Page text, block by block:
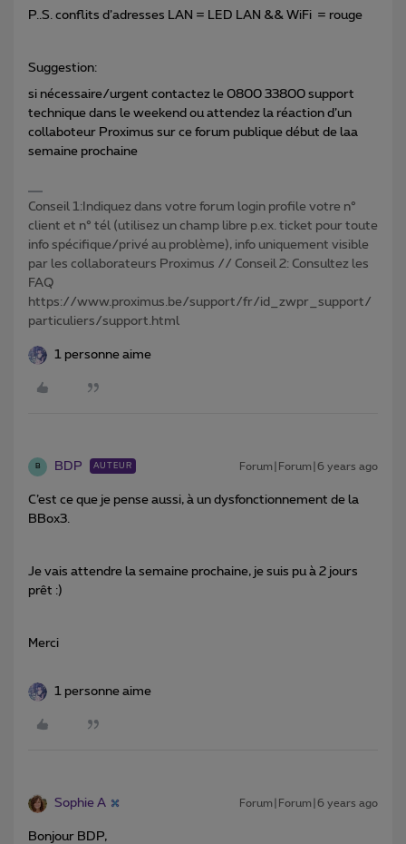
P..S. conflits d’adresses LAN = LED LAN && WiFi = rouge
Suggestion:
si nécessaire/urgent contactez le 0800 33800 support
technique dans le weekend ou attendez la réaction d’un
collaboteur Proximus sur ce forum publique début de laa
semaine prochaine
Conseil 1:Indiquez dans votre forum login profile votre n°
client et n° tél (utilisez un champ libre p.ex. ticket pour toute
info spécifique/privé au problème), info uniquement visible
par les collaborateurs Proximus // Conseil 2: Consultez les
FAQ
https://www.proximus.be/support/fr/id_zwpr_support/
particuliers/support.html
1 personne aime
B BDP AUTEUR Forum|Forum|6 years ago
C’est ce que je pense aussi, à un dysfonctionnement de la
BBox3.
Je vais attendre la semaine prochaine, je suis pu à 2 jours
prêt :)
Merci
1 personne aime
Sophie A Forum|Forum|6 years ago
Bonjour BDP,